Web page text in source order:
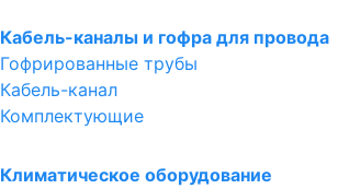
Кабель-каналы и гофра для провода
Гофрированные трубы
Кабель-канал
Комплектующие
Климатическое оборудование